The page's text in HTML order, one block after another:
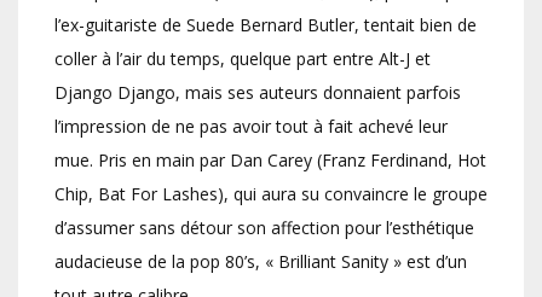
l’ex-guitariste de Suede Bernard Butler, tentait bien de
coller à l’air du temps, quelque part entre Alt-J et
Django Django, mais ses auteurs donnaient parfois
l’impression de ne pas avoir tout à fait achevé leur
mue. Pris en main par Dan Carey (Franz Ferdinand, Hot
Chip, Bat For Lashes), qui aura su convaincre le groupe
d’assumer sans détour son affection pour l’esthétique
audacieuse de la pop 80’s, « Brilliant Sanity » est d’un